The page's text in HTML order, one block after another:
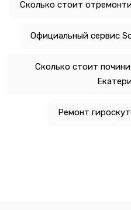
Сколько стоит
Официальный сервис
Сколько стоит
Ремонт